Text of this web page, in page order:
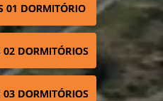
01 DORMITÓRIO
DORMITÓRIOS
DORMITÓRIOS